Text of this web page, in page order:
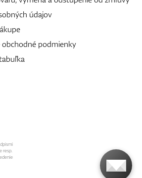
údajov
obchodné podmienky
resp.